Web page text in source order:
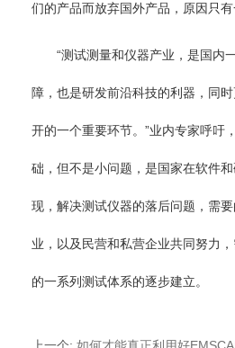
们的产品而放弃国外产品，原因只有
“测试测量和仪器产业，是国内
障，也是研发前沿科技的利器，同
开的一个重要环节。”业内专家呼吁
础，但不是小问题，是国家在软件
现，解决测试仪器的落后问题，需
业，以及民营和私营企业共同努力
的一系列测试体系的逐步建立。